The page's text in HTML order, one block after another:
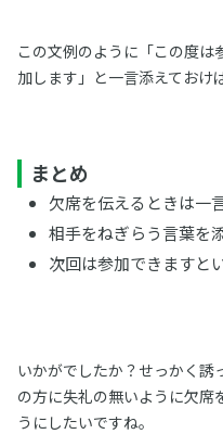
この文例のように「この度
加します」と一言添えておけ
まとめ
欠席を伝えるときは一
相手をねぎらう言葉を
次回は参加できますと
いかがでしたか？せっかく誘
の方に失礼の無いように欠席
うにしたいですね。